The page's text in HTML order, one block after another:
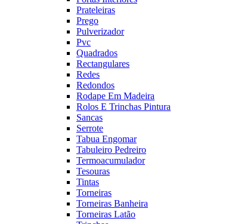
Prateleiras
Prego
Pulverizador
Pvc
Quadrados
Rectangulares
Redes
Redondos
Rodape Em Madeira
Rolos E Trinchas Pintura
Sancas
Serrote
Tabua Engomar
Tabuleiro Pedreiro
Termoacumulador
Tesouras
Tintas
Torneiras
Torneiras Banheira
Torneiras Latão